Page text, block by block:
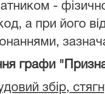
-
а при його
графи
збір,